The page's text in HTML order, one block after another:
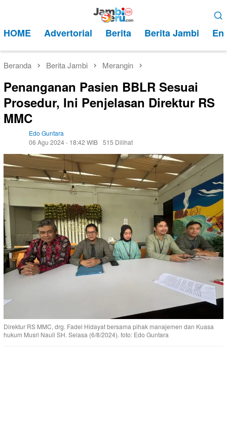
kontenMobile
HOME Advertorial Berita Berita Jambi
Beranda Berita Jambi Merangin
Penanganan Pasien BBLR Sesuai
Prosedur, Ini Penjelasan Direktur RS
MMC
Edo Guntara
06 Agu 2024 - 18:42 WIB 515 Dilihat
Direktur RS MMC, drg. Fadel Hidayat bersama pihak manajemen dan Kuasa
hukum Musri Nauli SH. Selasa (6/8/2024). foto: Edo Guntara